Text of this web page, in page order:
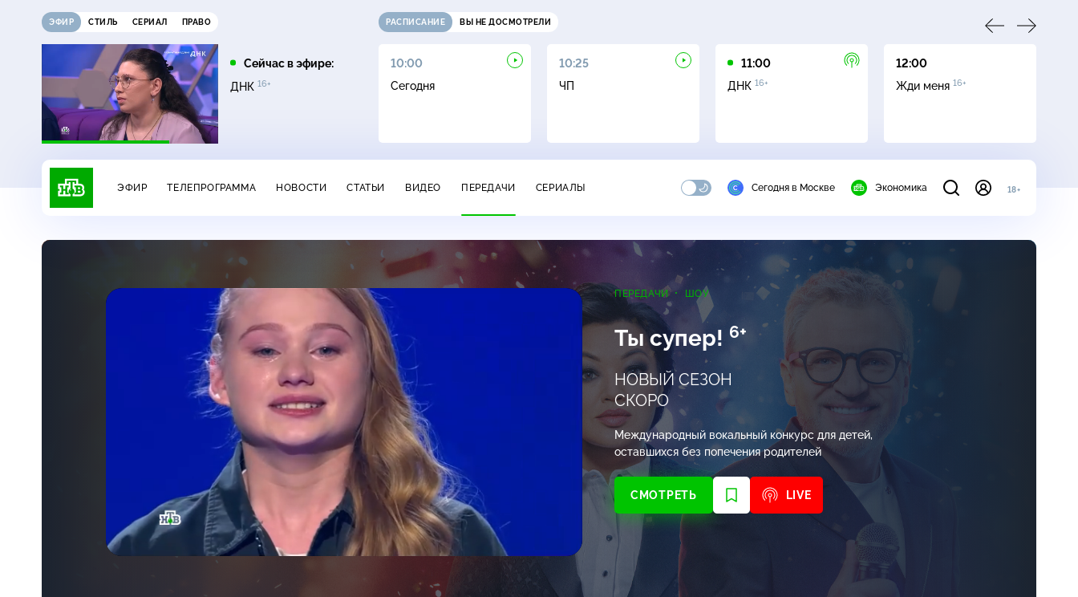
ЭФИР СТИЛЬ СЕРИАЛ ПРАВО
Сейчас в эфире:
ДНК 16+
РАСПИСАНИЕ ВЫ НЕ ДОСМОТРЕЛИ
07:35
Лесник. Своя земля
10:00
Сегодня
10:25
ЧП
11:00
ДНК 16+
12:00
Жди меня 16+
ЭФИР ТЕЛЕПРОГРАММА НОВОСТИ СТАТЬИ ВИДЕО ПЕРЕДАЧИ СЕРИАЛЫ Сегодня в Москве Экономика 18+
Настройки
ПЕРЕДАЧИ ШОУ
Ты супер! 6+
НОВЫЙ СЕЗОН
СКОРО
Международный вокальный конкурс для детей,
оставшихся без попечения родителей
СМОТРЕТЬ LIVE